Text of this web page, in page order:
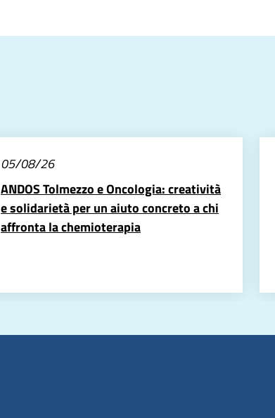
05/08/26
ANDOS Tolmezzo e Oncologia: creatività
e solidarietà per un aiuto concreto a chi
affronta la chemioterapia